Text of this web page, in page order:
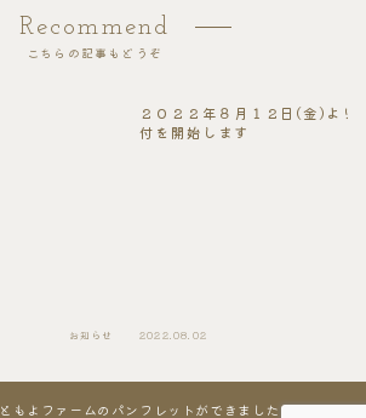
Recommend
こちらの記事もどうぞ
お知らせ
２０２２年８月１２日(金)より
付を開始します
2022.08.02
ともよファームのパンフレットができました